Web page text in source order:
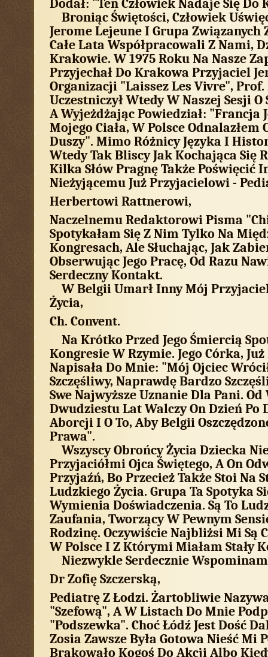
Dodał: "Ten Człowiek Nadaje Się
Broniąc Świętości, Człowiek
Jerome Lejeune I Grupa Związanych
Całe Lata Współpracowali Z Nami,
Krakowie. W 1975 Roku Na Nasze
Przyjechał Do Krakowa Przyjaciel
Organizacji "Laissez Les Vivre",
Uczestniczył Wtedy W Naszej Sesji
A Wyjeżdżając Powiedział: "Francja
Mojego Ciała, W Polsce Odnalazłem
Duszy". Mimo Różnicy Języka I
Wtedy Tak Bliscy Jak Kochająca Się
Kilka Słów Pragnę Także Poświęcić
Nieżyjącemu Już Przyjacielowi -
Herbertowi Rattnerowi,
Naczelnemu Redaktorowi Pisma
Spotykałam Się Z Nim Tylko Na
Kongresach, Ale Słuchając, Jak
Obserwując Jego Pracę, Od Razu
Serdeczny Kontakt.
W Belgii Umarł Inny Mój
Życia,
Ch. Convent.
Na Krótko Przed Jego Śmiercią
Kongresie W Rzymie. Jego Córka,
Napisała Do Mnie: "Mój Ojciec
Szczęśliwy, Naprawdę Bardzo
Swe Najwyższe Uznanie Dla Pani.
Dwudziestu Lat Walczy On Dzień Po
Aborcji I O To, Aby Belgii
Prawa".
Wszyscy Obrońcy Życia Dziecka
Przyjaciółmi Ojca Świętego, A On
Przyjaźń, Bo Przecież Także Stoi Na
Ludzkiego Życia. Grupa Ta Spotyka
Wymienia Doświadczenia. Są To
Zaufania, Tworzący W Pewnym
Rodzinę. Oczywiście Najbliżsi Mi Są
W Polsce I Z Którymi Miałam Stały
Niezwykle Serdecznie Wspominam
Dr Zofię Szczerską,
Pediatrę Z Łodzi. Żartobliwie
"Szefową", A W Listach Do Mnie
"Podszewka". Choć Łódź Jest Dość
Zosia Zawsze Była Gotowa Nieść Mi
Brakowało Kogoś Do Akcji Albo